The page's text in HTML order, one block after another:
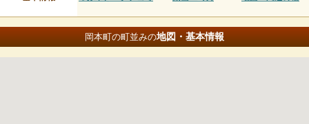
岡本町の町並みの地図・基本情報